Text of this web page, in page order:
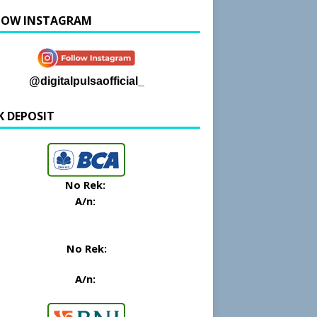
INSTAGRAM
@digitalpulsaofficial_
DEPOSIT
No Rek:
A/n:
No Rek:
A/n: